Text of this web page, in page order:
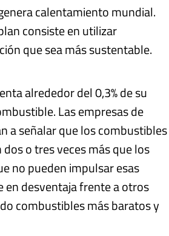
calentamiento mundial.
consiste en utilizar
que sea más sustentable.
alrededor del 0,3% de su
Las empresas de
a señalar que los combustibles
o tres veces más que los
no pueden impulsar esas
en desventaja frente a otros
combustibles más baratos y